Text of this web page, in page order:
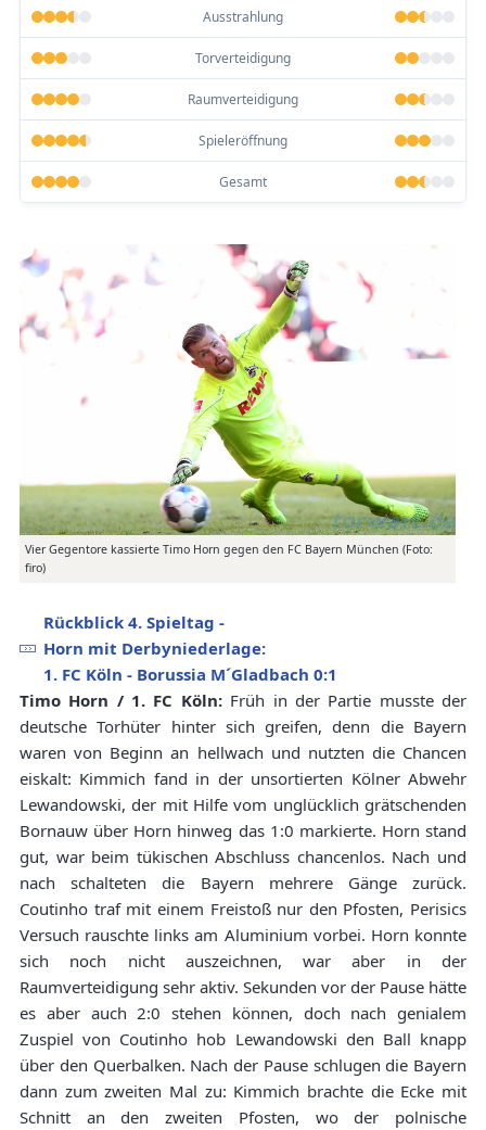
Ausstrahlung
Torverteidigung
Raumverteidigung
Spieleröffnung
Gesamt
Vier Gegentore kassierte Timo Horn gegen den FC Bayern München (Foto:
firo)
Rückblick 4. Spieltag -
Horn mit Derbyniederlage:
1. FC Köln - Borussia M´Gladbach 0:1
Timo Horn / 1. FC Köln: Früh in der Partie musste der
deutsche Torhüter hinter sich greifen, denn die Bayern
waren von Beginn an hellwach und nutzten die Chancen
eiskalt: Kimmich fand in der unsortierten Kölner Abwehr
Lewandowski, der mit Hilfe vom unglücklich grätschenden
Bornauw über Horn hinweg das 1:0 markierte. Horn stand
gut, war beim tükischen Abschluss chancenlos. Nach und
nach schalteten die Bayern mehrere Gänge zurück.
Coutinho traf mit einem Freistoß nur den Pfosten, Perisics
Versuch rauschte links am Aluminium vorbei. Horn konnte
sich noch nicht auszeichnen, war aber in der
Raumverteidigung sehr aktiv. Sekunden vor der Pause hätte
es aber auch 2:0 stehen können, doch nach genialem
Zuspiel von Coutinho hob Lewandowski den Ball knapp
über den Querbalken. Nach der Pause schlugen die Bayern
dann zum zweiten Mal zu: Kimmich brachte die Ecke mit
Schnitt an den zweiten Pfosten, wo der polnische